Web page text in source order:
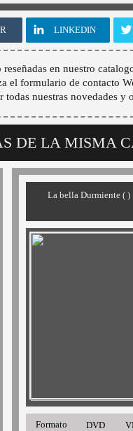
LINKEDIN
reseñadas en nuestro
el formulario de contacto
todas nuestras novedades y
DE LA MISMA
La bella Durmiente ( )
Formato DVD